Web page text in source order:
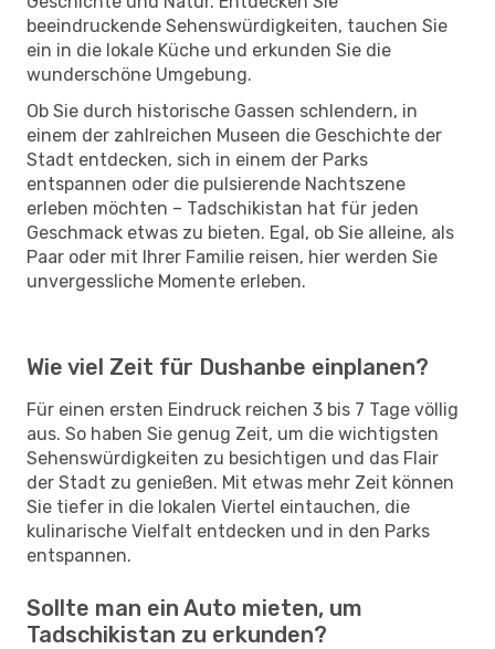
beeindruckende Sehenswürdigkeiten, tauchen Sie
ein in die lokale Küche und erkunden Sie die
wunderschöne Umgebung.
Ob Sie durch historische Gassen schlendern, in
einem der zahlreichen Museen die Geschichte der
Stadt entdecken, sich in einem der Parks
entspannen oder die pulsierende Nachtszene
erleben möchten – Tadschikistan hat für jeden
Geschmack etwas zu bieten. Egal, ob Sie alleine, als
Paar oder mit Ihrer Familie reisen, hier werden Sie
unvergessliche Momente erleben.
Wie viel Zeit für Dushanbe einplanen?
Für einen ersten Eindruck reichen 3 bis 7 Tage völlig
aus. So haben Sie genug Zeit, um die wichtigsten
Sehenswürdigkeiten zu besichtigen und das Flair
der Stadt zu genießen. Mit etwas mehr Zeit können
Sie tiefer in die lokalen Viertel eintauchen, die
kulinarische Vielfalt entdecken und in den Parks
entspannen.
Sollte man ein Auto mieten, um
Tadschikistan zu erkunden?